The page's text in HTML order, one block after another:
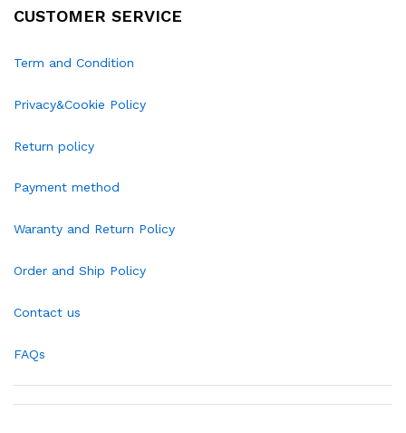
CUSTOMER SERVICE
Term and Condition
Privacy&Cookie Policy
Return policy
Payment method
Waranty and Return Policy
Order and Ship Policy
Contact us
FAQs